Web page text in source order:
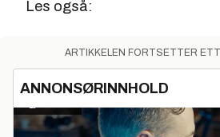
Les også:
ARTIKKELEN FORTSETTER
ANNONSØRINNHOLD